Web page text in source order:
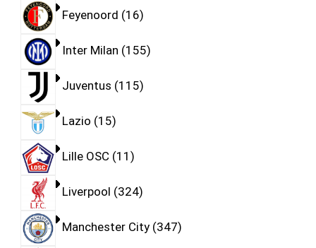
Feyenoord 16
Inter Milan 155
Juventus 115
Lazio 15
Lille OSC 11
Liverpool 324
Manchester City 347